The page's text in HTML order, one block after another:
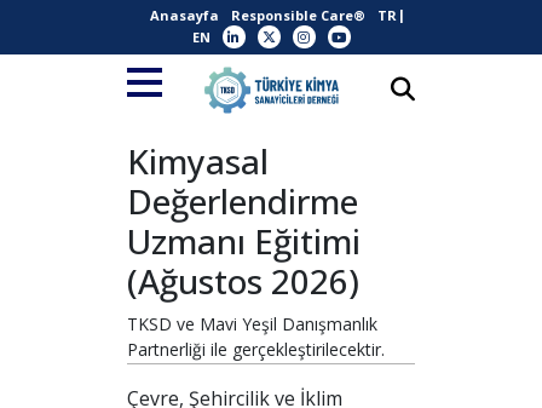
Anasayfa Responsible Care®
TR
EN
Kimyasal
Değerlendirme
Uzmanı Eğitimi
(Ağustos 2026)
TKSD ve Mavi Yeşil Danışmanlık
Partnerliği ile gerçekleştirilecektir.
Çevre, Şehircilik ve İklim